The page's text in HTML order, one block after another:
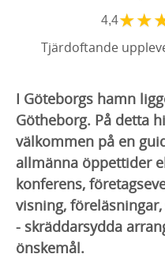
4,4★★
Tjärdoftande
I Göteborgs hamn
Götheborg. På detta
välkommen på en
allmänna öppettider
konferens,
visning,
- skräddarsydda
önskemål.